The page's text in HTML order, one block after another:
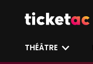
THÉÂTRE